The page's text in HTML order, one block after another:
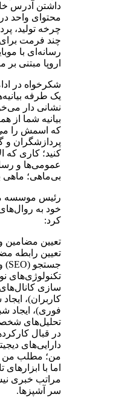
داشتن آدرس
محتوای واحد
چرخه تولید،
رسانه‌ای با
اروپا مبتنی
شکرخواه در
یک طرفه
نشانی دار
بیانیه شما از
که اسمش را
پردازشگران و
کنید؛ کاری که
عمومی‌ها و
بی‌ماهی؛ ماهی
رئیس موسسه
خود به
کرد:
تعیین مضامین
تعیین رابطه
تکنولوژی‌های
سازی
کاربران)،
فوری)، ایجاد
تحلیل‌های
در قبال
دارایی‌های
من؛ مطلب من و
اما با
مراتب خبری
سر آشپزها.